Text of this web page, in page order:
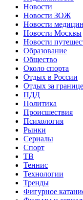
Новости
Новости ЗОЖ
Новости
Новости Москвы
Новости
Образование
Общество
Около спорта
Отдых в России
Отдых за
ПДД
Политика
Происшествия
Психология
Рынки
Сериалы
Спорт
ТВ
Теннис
Технологии
Тренды
Фигурное